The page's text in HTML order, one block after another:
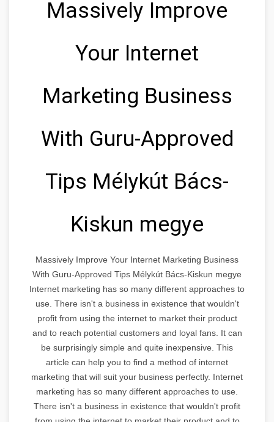
Massively Improve
Your Internet
Marketing Business
With Guru-Approved
Tips Mélykút Bács-
Kiskun megye
Massively Improve Your Internet Marketing Business
With Guru-Approved Tips Mélykút Bács-Kiskun megye
Internet marketing has so many different approaches to
use. There isn't a business in existence that wouldn't
profit from using the internet to market their product
and to reach potential customers and loyal fans. It can
be surprisingly simple and quite inexpensive. This
article can help you to find a method of internet
marketing that will suit your business perfectly. Internet
marketing has so many different approaches to use.
There isn't a business in existence that wouldn't profit